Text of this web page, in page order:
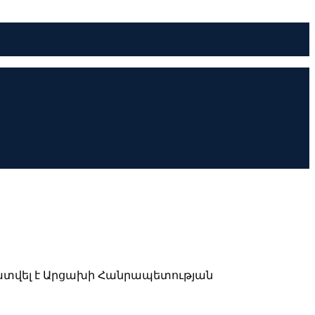
է Արցախի Հանրապետության